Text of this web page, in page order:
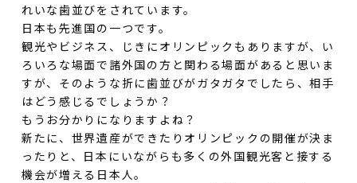
れいな歯並びをされています。
日本も先進国の一つです。
観光やビジネス、じきにオリンピックもありますが、い
ろいろな場面で諸外国の方と関わる場面があると思いま
すが、そのような折に歯並びがガタガタでしたら、相手
はどう感じるでしょうか？
もうお分かりになりますよね？
新たに、世界遺産ができたりオリンピックの開催が決ま
ったりと、日本にいながらも多くの外国観光客と接する
機会が増える日本人。